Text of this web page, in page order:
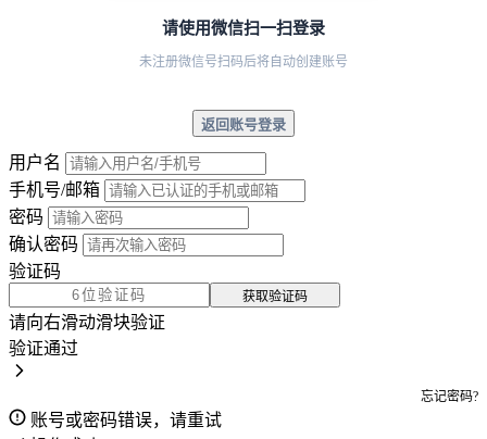
请使用微信扫一扫登录
未注册微信号扫码后将自动创建账号
返回账号登录
用户名
手机号/邮箱
密码
确认密码
验证码
获取验证码
请向右滑动滑块验证
验证通过
忘记密码?
账号或密码错误，请重试